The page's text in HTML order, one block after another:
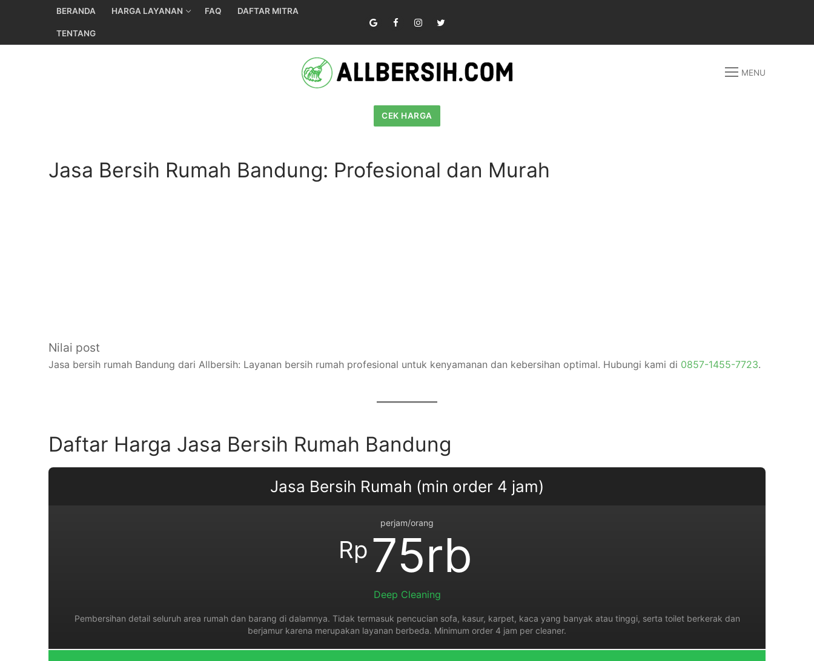
BERANDA HARGA LAYANAN FAQ DAFTAR MITRA
TENTANG
MENU
CEK HARGA
Jasa Bersih Rumah Bandung: Profesional dan Murah
Nilai post
Jasa bersih rumah Bandung dari Allbersih: Layanan bersih rumah profesional untuk kenyamanan dan kebersihan optimal. Hubungi kami di 0857-1455-7723.
Daftar Harga Jasa Bersih Rumah Bandung
Jasa Bersih Rumah (min order 4 jam)
perjam/orang
Rp 75rb
Deep Cleaning
Pembersihan detail seluruh area rumah dan barang di dalamnya. Tidak termasuk pencucian sofa, kasur, karpet, kaca yang banyak atau tinggi, serta toilet berkerak dan
berjamur karena merupakan layanan berbeda. Minimum order 4 jam per cleaner.